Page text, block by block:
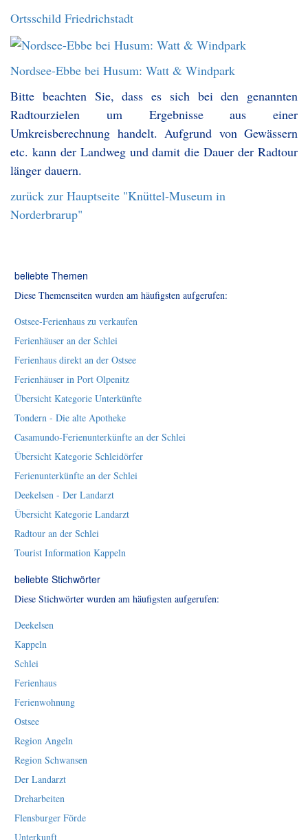
Ortsschild Friedrichstadt
Nordsee-Ebbe bei Husum: Watt & Windpark
Bitte beachten Sie, dass es sich bei den genannten
Radtourzielen um Ergebnisse aus einer
Umkreisberechnung handelt. Aufgrund von Gewässern
etc. kann der Landweg und damit die Dauer der Radtour
länger dauern.
zurück zur Hauptseite "Knüttel-Museum in
Norderbrarup"
beliebte Themen
Diese Themenseiten wurden am häufigsten aufgerufen:
Ostsee-Ferienhaus zu verkaufen
Ferienhäuser an der Schlei
Ferienhaus direkt an der Ostsee
Ferienhäuser in Port Olpenitz
Übersicht Kategorie Unterkünfte
Tondern - Die alte Apotheke
Casamundo-Ferienunterkünfte an der Schlei
Übersicht Kategorie Schleidörfer
Ferienunterkünfte an der Schlei
Deekelsen - Der Landarzt
Übersicht Kategorie Landarzt
Radtour an der Schlei
Tourist Information Kappeln
beliebte Stichwörter
Diese Stichwörter wurden am häufigsten aufgerufen:
Deekelsen
Kappeln
Schlei
Ferienhaus
Ferienwohnung
Ostsee
Region Angeln
Region Schwansen
Der Landarzt
Dreharbeiten
Flensburger Förde
Unterkunft